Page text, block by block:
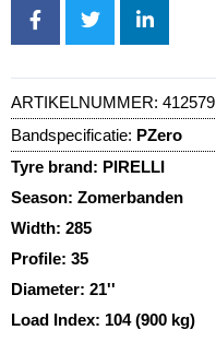
ARTIKELNUMMER: 412579
Bandspecificatie: PZero
Tyre brand: PIRELLI
Season: Zomerbanden
Width: 285
Profile: 35
Diameter: 21''
Load Index: 104 (900 kg)